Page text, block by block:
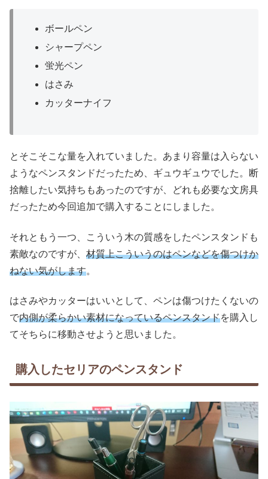
ボールペン
シャープペン
蛍光ペン
はさみ
カッターナイフ
とそこそこな量を入れていました。あまり容量は入らない
ようなペンスタンドだったため、ギュウギュウでした。断
捨離したい気持ちもあったのですが、どれも必要な文房具
だったため今回追加で購入することにしました。
それともう一つ、こういう木の質感をしたペンスタンドも
素敵なのですが、 材質上こういうのはペンなどを傷つけか
ねない気がします。
はさみやカッターはいいとして、ペンは傷つけたくないの
で内側が柔らかい素材になっているペンスタンドを購入し
てそちらに移動させようと思いました。
購入したセリアのペンスタンド